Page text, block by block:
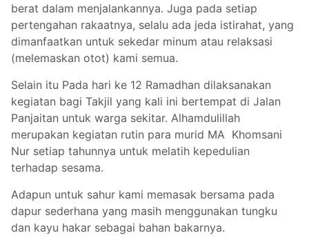
berat dalam menjalankannya. Juga pada setiap
pertengahan rakaatnya, selalu ada jeda istirahat, yang
dimanfaatkan untuk sekedar minum atau relaksasi
(melemaskan otot) kami semua.
Selain itu Pada hari ke 12 Ramadhan dilaksanakan
kegiatan bagi Takjil yang kali ini bertempat di Jalan
Panjaitan untuk warga sekitar. Alhamdulillah
merupakan kegiatan rutin para murid MA Khomsani
Nur setiap tahunnya untuk melatih kepedulian
terhadap sesama.
Adapun untuk sahur kami memasak bersama pada
dapur sederhana yang masih menggunakan tungku
dan kayu hakar sebagai bahan bakarnya.